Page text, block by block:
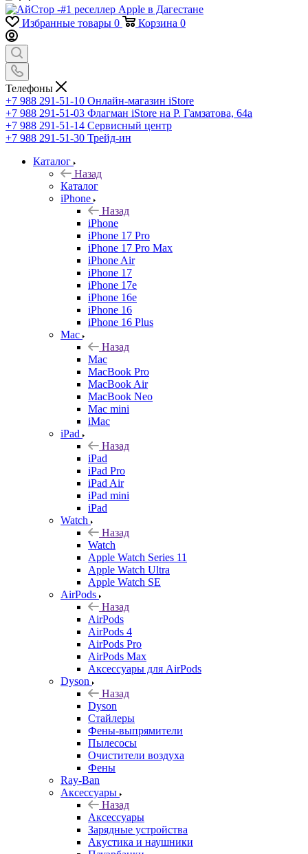
Избранные товары 0 Корзина 0
Телефоны
+7 988 291-51-10 Онлайн-магазин iStore
+7 988 291-51-03 Флагман iStore на Р. Гамзатова, 64а
+7 988 291-51-14 Сервисный центр
+7 988 291-51-30 Трейд-ин
Каталог
Назад
Каталог
iPhone
Назад
iPhone
iPhone 17 Pro
iPhone 17 Pro Max
iPhone Air
iPhone 17
iPhone 17e
iPhone 16e
iPhone 16
iPhone 16 Plus
Mac
Назад
Mac
MacBook Pro
MacBook Air
MacBook Neo
Mac mini
iMac
iPad
Назад
iPad
iPad Pro
iPad Air
iPad mini
iPad
Watch
Назад
Watch
Apple Watch Series 11
Apple Watch Ultra
Apple Watch SE
AirPods
Назад
AirPods
AirPods 4
AirPods Pro
AirPods Max
Аксессуары для AirPods
Dyson
Назад
Dyson
Стайлеры
Фены-выпрямители
Пылесосы
Очистители воздуха
Фены
Ray-Ban
Аксессуары
Назад
Аксессуары
Зарядные устройства
Акустика и наушники